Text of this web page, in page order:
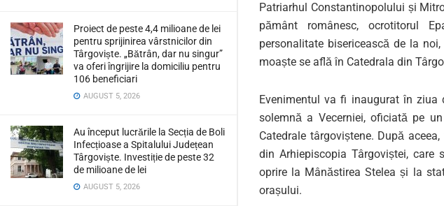
Proiect de peste 4,4 milioane de lei
pentru sprijinirea vârstnicilor din
Târgoviște. „Bătrân, dar nu singur”
va oferi îngrijire la domiciliu pentru
106 beneficiari
AUGUST 5, 2026
Au început lucrările la Secția de Boli
Infecțioase a Spitalului Județean
Târgoviște. Investiție de peste 32
de milioane de lei
AUGUST 5, 2026
Patriarhul Constantinopolului și
pământ românesc,
ocrotitorul
personalitate bisericească de la
moaște se află în Catedrala din
Evenimentul va fi inauguratîn ziua
solemnă a Vecerniei, oficiată pe
Catedrale târgoviștene. După
din Arhiepiscopia Târgoviștei,care
oprire la Mânăstirea Stelea și la
orașului.